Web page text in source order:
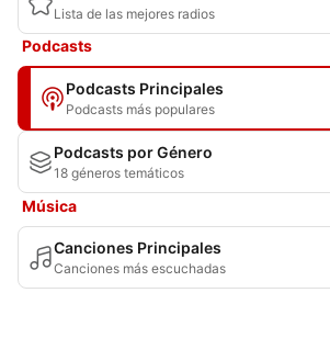
Lista de las mejores radios
Podcasts
Podcasts Principales
Podcasts más populares
Podcasts por Género
18 géneros temáticos
Música
Canciones Principales
Canciones más escuchadas